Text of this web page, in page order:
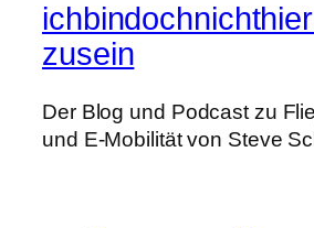
zusein
Der Blog und Podcast zu
und E-Mobilität von Steve